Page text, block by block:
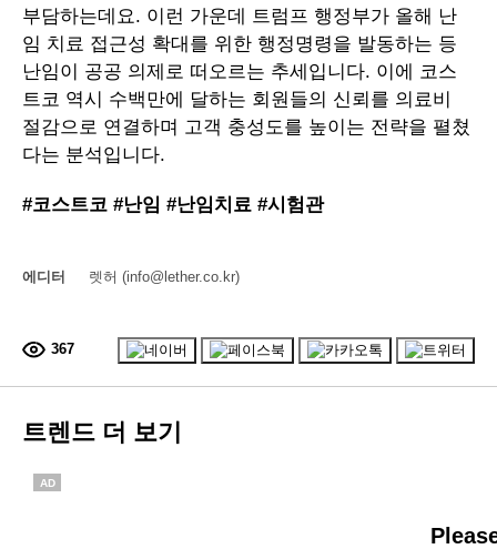
부담하는데요. 이런 가운데 트럼프 행정부가 올해 난
임 치료 접근성 확대를 위한 행정명령을 발동하는 등
난임이 공공 의제로 떠오르는 추세입니다. 이에 코스
트코 역시 수백만에 달하는 회원들의 신뢰를 의료비
절감으로 연결하며 고객 충성도를 높이는 전략을 펼쳤
다는 분석입니다.
#코스트코 #난임 #난임치료 #시험관
367
에디터 렛허 (info@lether.co.kr)
트렌드 더 보기
AD